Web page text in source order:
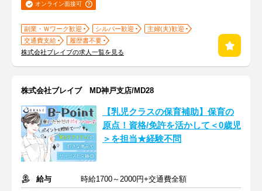
オンライン面接可
副業・Ｗワーク歓迎 シルバー歓迎
主婦(夫)歓迎
交通費支給
履歴書不要
株式会社ブレイブの求人一覧を見る
株式会社ブレイブ MD神戸支店/MD28
【乳児クラスの保育補助】保育の
原点！資格/免許を活かして＜0歳児
＞を担当★経験不問
給与
時給1700～2000円+交通費全額